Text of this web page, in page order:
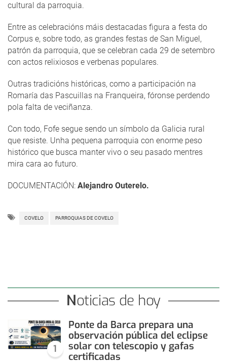
cultural da parroquia.
Entre as celebracións máis destacadas figura a festa do
Corpus e, sobre todo, as grandes festas de San Miguel,
patrón da parroquia, que se celebran cada 29 de setembro
con actos relixiosos e verbenas populares.
Outras tradicións históricas, como a participación na
Romaría das Pascuillas na Franqueira, fóronse perdendo
pola falta de veciñanza.
Con todo, Fofe segue sendo un símbolo da Galicia rural
que resiste. Unha pequena parroquia con enorme peso
histórico que busca manter vivo o seu pasado mentres
mira cara ao futuro.
DOCUMENTACIÓN: Alejandro Outerelo.
COVELO PARROQUIAS DE COVELO
Noticias de hoy
1
Ponte da Barca prepara una
observación pública del eclipse
solar con telescopio y gafas
certificadas